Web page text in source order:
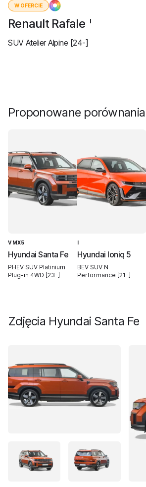
W OFERCIE
Renault Rafale I
SUV Atelier Alpine [24-]
Proponowane porównania
V MX5
Hyundai Santa Fe
PHEV SUV Platinium
Plug-in 4WD [23-]
I
Hyundai Ioniq 5
BEV SUV N
Performance [21-]
Zdjęcia Hyundai Santa Fe